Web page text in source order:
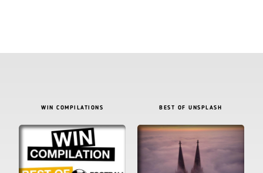
WIN COMPILATIONS BEST OF UNSPLASH